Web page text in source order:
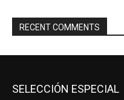
RECENT COMMENTS
SELECCIÓN ESPECIAL